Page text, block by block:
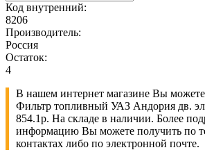
Код внутренний:
8206
Производитель:
Россия
Остаток:
4
В нашем интернет магазине Вы
Фильтр топливный УАЗ Андория дв.
854.1р. На складе в наличии. Более
информацию Вы можете получить по
контактах либо по электронной почте.